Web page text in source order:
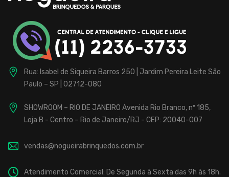
Rua: Isabel de Siqueira Barros 250 | Jardim Pereira Leite São
Paulo – SP | 02712-080
SHOWROOM – RIO DE JANEIRO Avenida Rio Branco, nº 185,
Loja B - Centro – Rio de Janeiro/RJ - CEP: 20040-007
vendas@nogueirabrinquedos.com.br
Atendimento Comercial: De Segunda à Sexta das 9h às 18h.